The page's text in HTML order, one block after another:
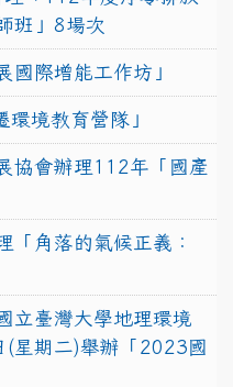
班」8場次
國際增能工作坊」
環境教育營隊」
協會辦理112年「國產
「角落的氣候正義：
立臺灣大學地理環境
星期二)舉辦「2023國